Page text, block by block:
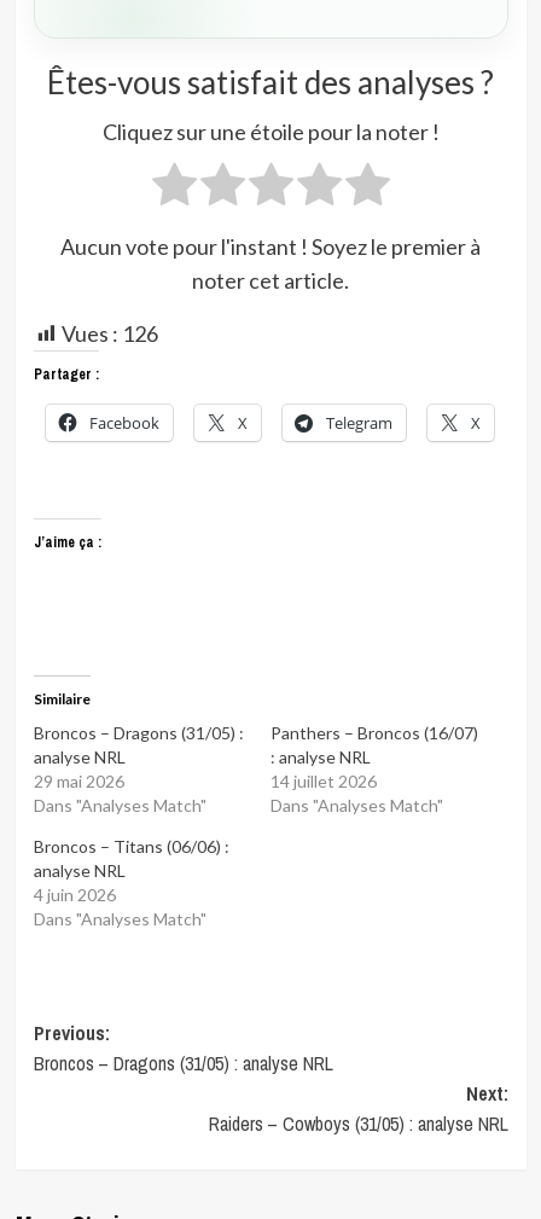
Êtes-vous satisfait des analyses ?
Cliquez sur une étoile pour la noter !
Aucun vote pour l'instant ! Soyez le premier à
noter cet article.
Vues : 126
Partager :
Facebook X Telegram X
J’aime ça :
Similaire
Broncos – Dragons (31/05) :
analyse NRL
29 mai 2026
Dans "Analyses Match"
Panthers – Broncos (16/07)
: analyse NRL
14 juillet 2026
Dans "Analyses Match"
Broncos – Titans (06/06) :
analyse NRL
4 juin 2026
Dans "Analyses Match"
Post
navigation
Previous:
Broncos – Dragons (31/05) : analyse NRL
Next:
Raiders – Cowboys (31/05) : analyse NRL